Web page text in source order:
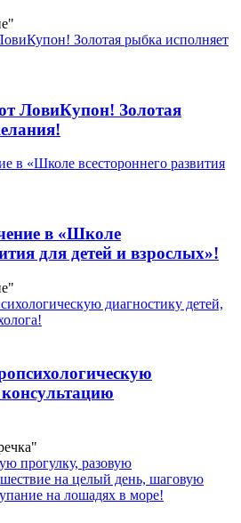
ЛовиКупон! Золотая
в «Школе
для детей и взрослых»!
консультацию